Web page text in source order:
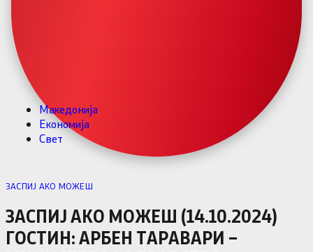
Македонија
Економија
Свет
ЗАСПИЈ АКО МОЖЕШ
ЗАСПИЈ АКО МОЖЕШ (14.10.2024)
ГОСТИН: АРБЕН ТАРАВАРИ –